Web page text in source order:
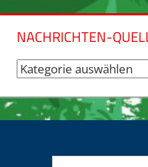
NACHRICHTEN-
Nachrichten-